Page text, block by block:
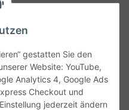
gestatten Sie den
Website: YouTube,
Analytics 4, Google Ads
Checkout und
jederzeit ändern